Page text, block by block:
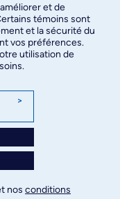
et de
témoins sont
et la sécurité du
vos préférences.
utilisation de
>
nos conditions